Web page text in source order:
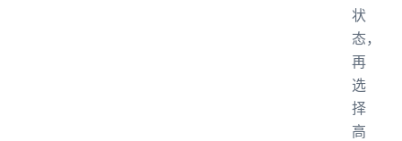
状
态，
再
选
择
高